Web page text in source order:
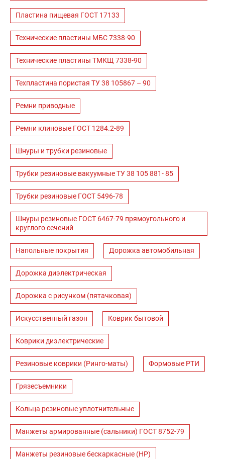
Пластина пищевая ГОСТ 17133
Технические пластины МБС 7338-90
Технические пластины ТМКЩ 7338-90
Техпластина пористая ТУ 38 105867 – 90
Ремни приводные
Ремни клиновые ГОСТ 1284.2-89
Шнуры и трубки резиновые
Трубки резиновые вакуумные ТУ 38 105 881- 85
Трубки резиновые ГОСТ 5496-78
Шнуры резиновые ГОСТ 6467-79 прямоугольного и
круглого сечений
Напольные покрытия Дорожка автомобильная
Дорожка диэлектрическая
Дорожка с рисунком (пятачковая)
Искусственный газон Коврик бытовой
Коврики диэлектрические
Резиновые коврики (Ринго-маты) Формовые РТИ
Грязесъемники
Кольца резиновые уплотнительные
Манжеты армированные (сальники) ГОСТ 8752-79
Манжеты резиновые бескаркасные (НР)